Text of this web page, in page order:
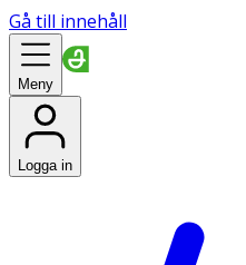
Gå till innehåll
Meny
Logga in